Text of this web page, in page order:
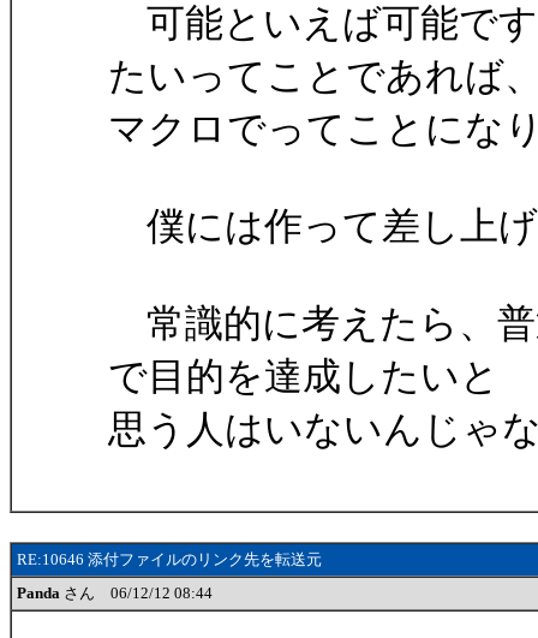
可能といえば可能で
たいってことであれば
マクロでってことにな
僕には作って差し上
常識的に考えたら、
で目的を達成したいと
思う人はいないんじゃ
RE:10646 添付ファイルのリンク先を転送元
Panda さん 06/12/12 08:44